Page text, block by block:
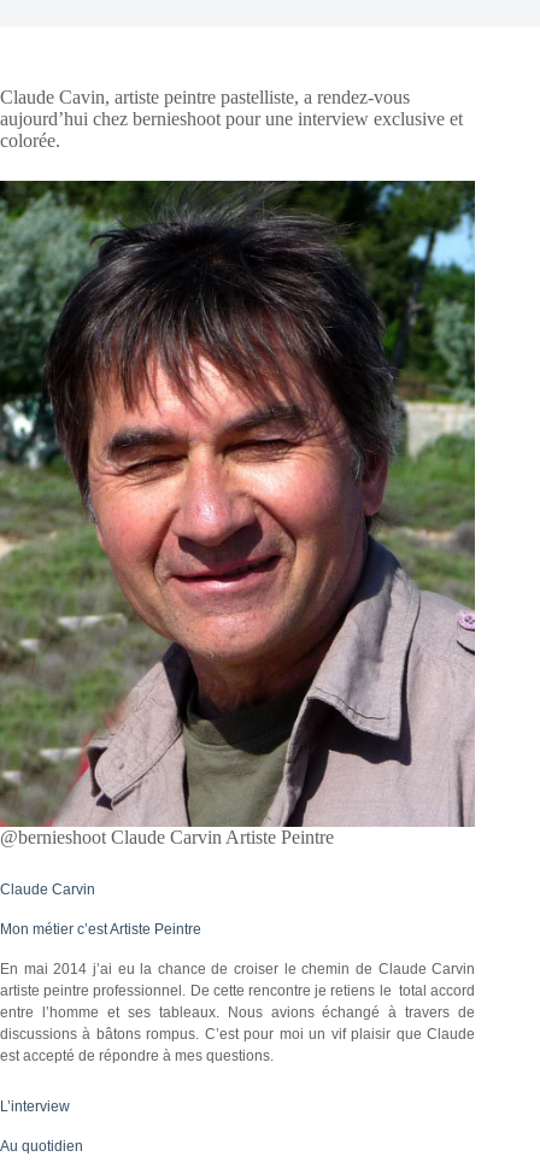
Claude Cavin, artiste peintre pastelliste, a rendez-vous
aujourd’hui chez bernieshoot pour une interview exclusive et
colorée.
@bernieshoot Claude Carvin Artiste Peintre
Claude Carvin
Mon métier c’est Artiste Peintre
En mai 2014 j’ai eu la chance de croiser le chemin de Claude Carvin
artiste peintre professionnel. De cette rencontre je retiens le total accord
entre l’homme et ses tableaux. Nous avions échangé à travers de
discussions à bâtons rompus. C’est pour moi un vif plaisir que Claude
est accepté de répondre à mes questions.
L’interview
Au quotidien